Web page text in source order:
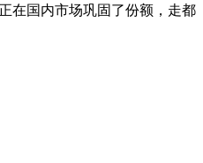
在国内市场巩固了份额，走都